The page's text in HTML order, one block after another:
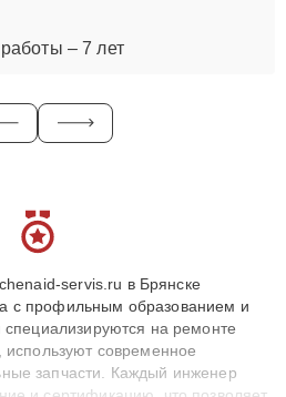
– 7 лет
servis.ru в Брянске
с профильным образованием и
на ремонте
современное
запчасти. Каждый инженер